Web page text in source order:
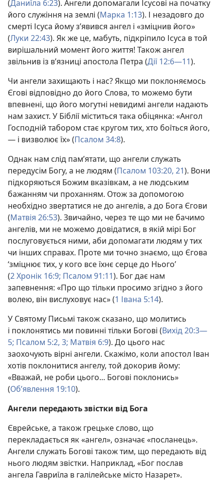
(Даниїла 6:23). Ангели допомагали Ісусові на початку
його служіння на землі (Марка 1:13). І незадовго до
смерті Ісуса йому з’явився ангел і «зміцнив його»
(Луки 22:43). Як же це, мабуть, підкріпило Ісуса в той
вирішальний момент його життя! Також ангел
звільнив із в’язниці апостола Петра (Дії 12:6—11).
Чи ангели захищають і нас? Якщо ми поклоняємось
Єгові відповідно до його Слова, то можемо бути
впевнені, що його могутні невидимі ангели надають
нам захист. У Біблії міститься така обіцянка: «Ангол
Господній табором стає кругом тих, хто боїться його,
— і визволює їх» (Псалом 34:8).
Однак нам слід пам’ятати, що ангели служать
передусім Богу, а не людям (Псалом 103:20, 21). Вони
підкоряються Божим вказівкам, а не людським
бажанням чи проханням. Отож за допомогою
необхідно звертатися не до ангелів, а до Бога Єгови
(Матвія 26:53). Звичайно, через те що ми не бачимо
ангелів, ми не можемо довідатися, в якій мірі Бог
послуговується ними, аби допомагати людям у тих
чи інших справах. Проте ми точно знаємо, що Єгова
‘зміцнює тих, у кого все їхнє серце до Нього’
(2 Хронік 16:9; Псалом 91:11). Бог дає нам
запевнення: «Про що тільки просимо згідно з його
волею, він вислуховує нас» (1 Івана 5:14).
У Святому Письмі також сказано, що молитись
і поклонятись ми повинні тільки Богові (Вихід 20:3—
5; Псалом 5:2, 3; Матвія 6:9). До цього нас
заохочують вірні ангели. Скажімо, коли апостол Іван
хотів поклонитися ангелу, той докорив йому:
«Вважай, не роби цього... Богові поклонись»
(Об’явлення 19:10).
Ангели передають звістки від Бога
Єврейське, а також грецьке слово, що
перекладається як «ангел», означає «посланець».
Ангели служать Богові також тим, що передають від
нього людям звістки. Наприклад, «Бог послав
ангела Гавриїла в галілейське місто Назарет».